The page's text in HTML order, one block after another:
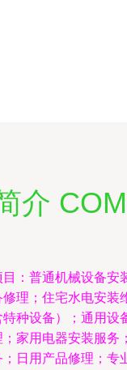
介
目：普通机械设备安
理；住宅水电安装
种设备）；通用设
家用电器安装服务
日用产品修理；专